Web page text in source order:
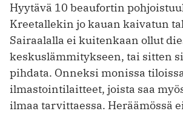
Hyytävä 10 beaufortin
Kreetallekin jo kauan kaivatun
Sairaalalla ei kuitenkaan ollut
keskuslämmitykseen, tai sitten
pihdata. Onneksi monissa
ilmastointilaitteet, joista saa
ilmaa tarvittaessa. Heräämössä